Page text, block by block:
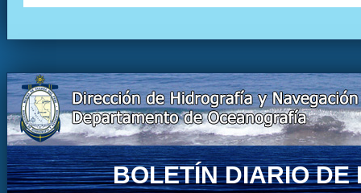
BOLETÍN DIARIO DE